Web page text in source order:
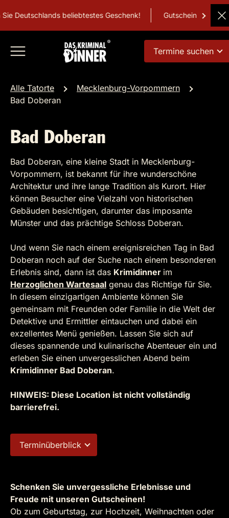
Deutschlands beliebtestes Geschenk! Gutschein
Termine suchen
Alle Tatorte
Mecklenburg-Vorpommern
Bad Doberan
Bad Doberan
Bad Doberan, eine kleine Stadt in Mecklenburg-
Vorpommern, ist bekannt für ihre wunderschöne
Architektur und ihre lange Tradition als Kurort. Hier
können Besucher eine Vielzahl von historischen
Gebäuden besichtigen, darunter das imposante
Münster und das prächtige Schloss Doberan.
Und wenn Sie nach einem ereignisreichen Tag in Bad
Doberan noch auf der Suche nach einem besonderen
Erlebnis sind, dann ist das Krimidinner im
Herzoglichen Wartesaal genau das Richtige für Sie.
In diesem einzigartigen Ambiente können Sie
gemeinsam mit Freunden oder Familie in die Welt der
Detektive und Ermittler eintauchen und dabei ein
exzellentes Menü genießen. Lassen Sie sich auf
dieses spannende und kulinarische Abenteuer ein und
erleben Sie einen unvergesslichen Abend beim
Krimidinner Bad Doberan.
HINWEIS: Diese Location ist nicht vollständig
barrierefrei.
Terminüberblick
Schenken Sie unvergessliche Erlebnisse und
Freude mit unseren Gutscheinen!
Ob zum Geburtstag, zur Hochzeit, Weihnachten oder